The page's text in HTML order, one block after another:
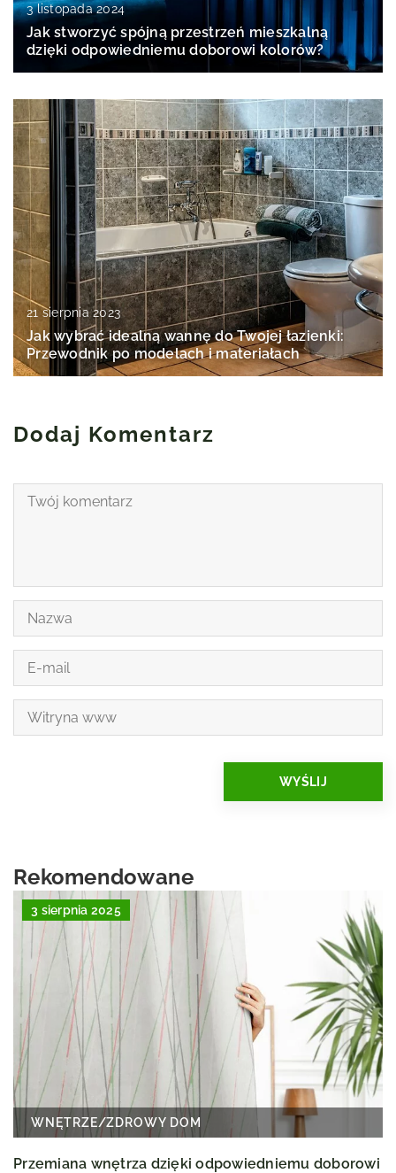
3 listopada 2024
Jak stworzyć spójną przestrzeń mieszkalną
dzięki odpowiedniemu doborowi kolorów?
21 sierpnia 2023
Jak wybrać idealną wannę do Twojej łazienki:
Przewodnik po modelach i materiałach
Dodaj Komentarz
Rekomendowane
3 sierpnia 2025
WNĘTRZE/ZDROWY DOM
Przemiana wnętrza dzięki odpowiedniemu doborowi